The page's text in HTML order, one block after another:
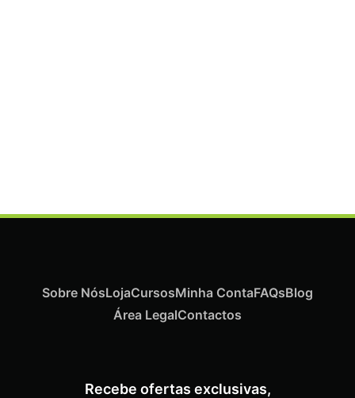
Recebe ofertas exclusivas,
Sobre NósLojaCursosMinha ContaFAQsBlog
Área LegalContactos